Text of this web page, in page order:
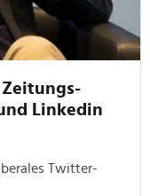
Zeitungs-
Linkedin
Twitter-